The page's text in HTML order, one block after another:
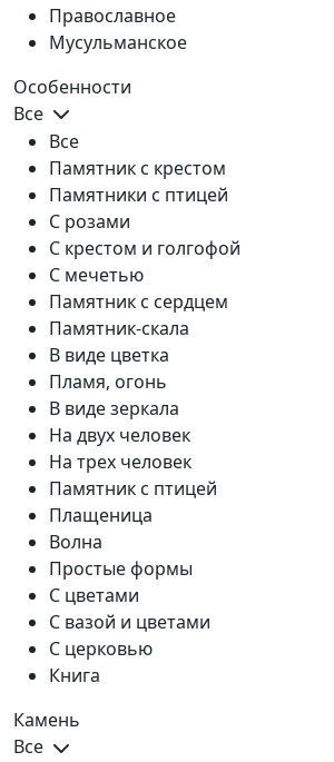
Православное
Мусульманское
Особенности
Все
Все
Памятник с крестом
Памятники с птицей
С розами
С крестом и голгофой
С мечетью
Памятник с сердцем
Памятник-скала
В виде цветка
Пламя, огонь
В виде зеркала
На двух человек
На трех человек
Памятник с птицей
Плащеница
Волна
Простые формы
С цветами
С вазой и цветами
С церковью
Книга
Камень
Все